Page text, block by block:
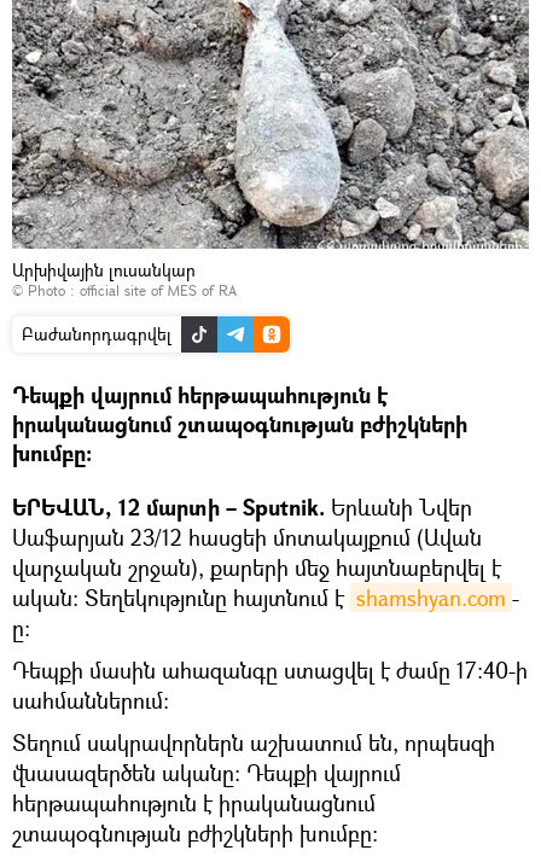
Արխիվային լուսանկար
© Photo : official site of MES of RA
Բաժանորդագրվել
Դեպքի վայրում հերթապահություն է
իրականացնում շտապօգնության բժիշկների
խումբը։
ԵՐԵՎԱՆ, 12 մարտի – Sputnik. Երևանի Նվեր
Սաֆարյան 23/12 հասցեի մոտակայքում (Ավան
վարչական շրջան), քարերի մեջ հայտնաբերվել է
ական։ Տեղեկությունը հայտնում է shamshyan.com -
ը։
Դեպքի մասին ահազանգը ստացվել է ժամը 17։40-ի
սահմաններում։
Տեղում սակրավորներն աշխատում են, որպեսզի
վնասազերծեն ականը։ Դեպքի վայրում
հերթապահություն է իրականացնում
շտապօգնության բժիշկների խումբը։